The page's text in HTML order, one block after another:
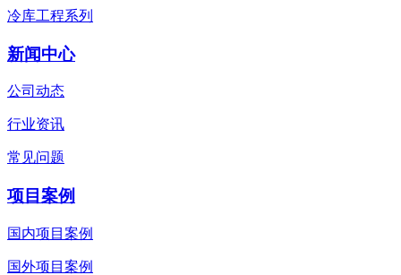
冷库工程系列
新闻中心
公司动态
行业资讯
常见问题
项目案例
国内项目案例
国外项目案例